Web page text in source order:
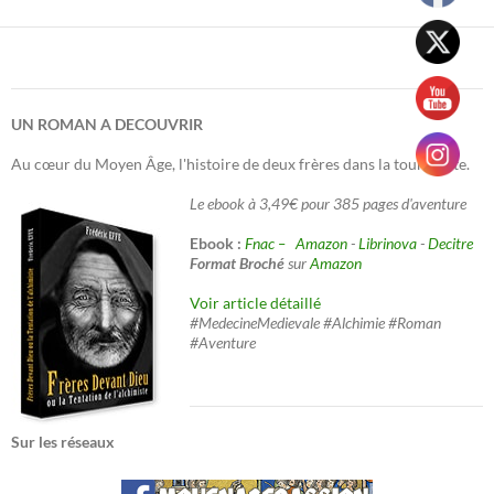
UN ROMAN A DECOUVRIR
Au cœur du Moyen Âge, l'histoire de deux frères dans la tourmente.
Le ebook à 3,49€ pour 385 pages d'aventure
Ebook : Fnac – Amazon-Librinova-Decitre
Format BrochésurAmazon
Voir article détaillé
#MedecineMedievale #Alchimie #Roman
#Aventure
Sur les réseaux